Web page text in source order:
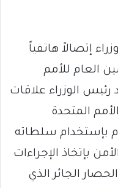
إتصالاً هاتفياً
العام للأمم
الوزراء علاقات
المتحدة
بإستخدام سلطاته
بإتخاذ الإجراءات
الجائر الذي